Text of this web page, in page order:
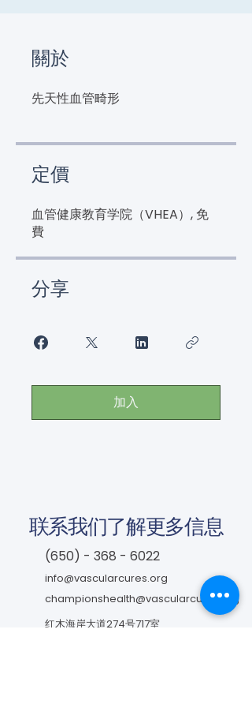
關於
先天性血管畸形
定價
血管健康教育学院（VHEA）, 免
費
分享
加入
联系我们了解更多信息
(650) - 368 - 6022
info@vascularcures.org
championshealth@vascularcures.org
红木海岸大道274号717室